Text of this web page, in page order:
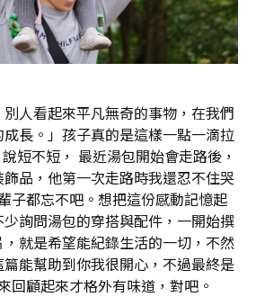
別人看起來平凡無奇的事物，在我們
長。」孩子真的是這樣一點一滴拉
短不短， 最近湯包開始會走路後，
品，他第一次走路時我還忍不住哭
子都忘不吧。想把這份感動記憶起
詢問湯包的穿搭與配件，一開始撰
就是希望能紀錄生活的一切，不然
能幫助到你我很開心，不過最終是
回顧起來才格外有味道，對吧。